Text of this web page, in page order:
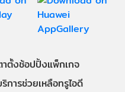
ตั้งช้อปปิ้งแพ็กเกจ
การช่วยเหลือทรูไอดี